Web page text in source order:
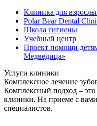
Клиника для
Polar Bear Dental
Школа гигиены
Учебный центр
Проект помощи
Медведица»
Услуги клиники
Комплексное лечение
Комплексный подход –
клиники. На приеме с вами
специалистов.